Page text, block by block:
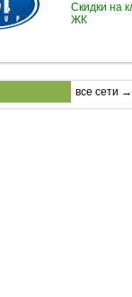
Скидки на
ЖК
все сети →